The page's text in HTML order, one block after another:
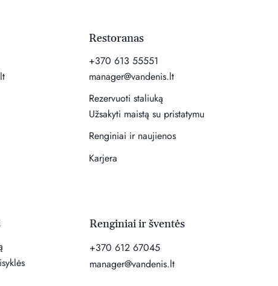
Renginiai ir šventės
+370 612 67045
manager@vandenis.lt
Restoranas
+370 613 55551
manager@vandenis.lt
Rezervuoti staliuką
Užsakyti maistą su pristatymu
Renginiai ir naujienos
Karjera